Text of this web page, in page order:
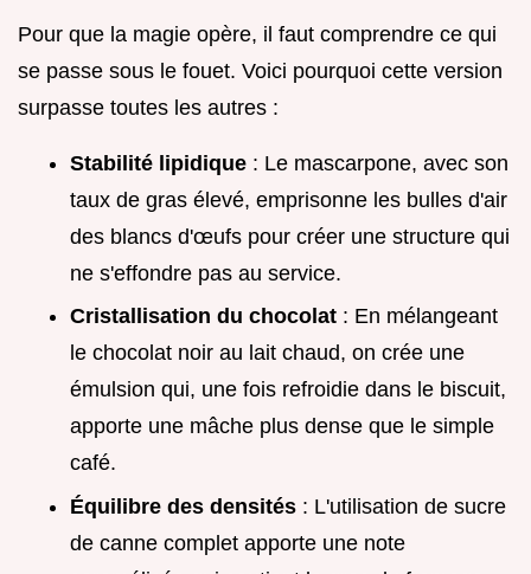
Pour que la magie opère, il faut comprendre ce qui
se passe sous le fouet. Voici pourquoi cette version
surpasse toutes les autres :
Stabilité lipidique : Le mascarpone, avec son
taux de gras élevé, emprisonne les bulles d'air
des blancs d'œufs pour créer une structure qui
ne s'effondre pas au service.
Cristallisation du chocolat : En mélangeant
le chocolat noir au lait chaud, on crée une
émulsion qui, une fois refroidie dans le biscuit,
apporte une mâche plus dense que le simple
café.
Équilibre des densités : L'utilisation de sucre
de canne complet apporte une note